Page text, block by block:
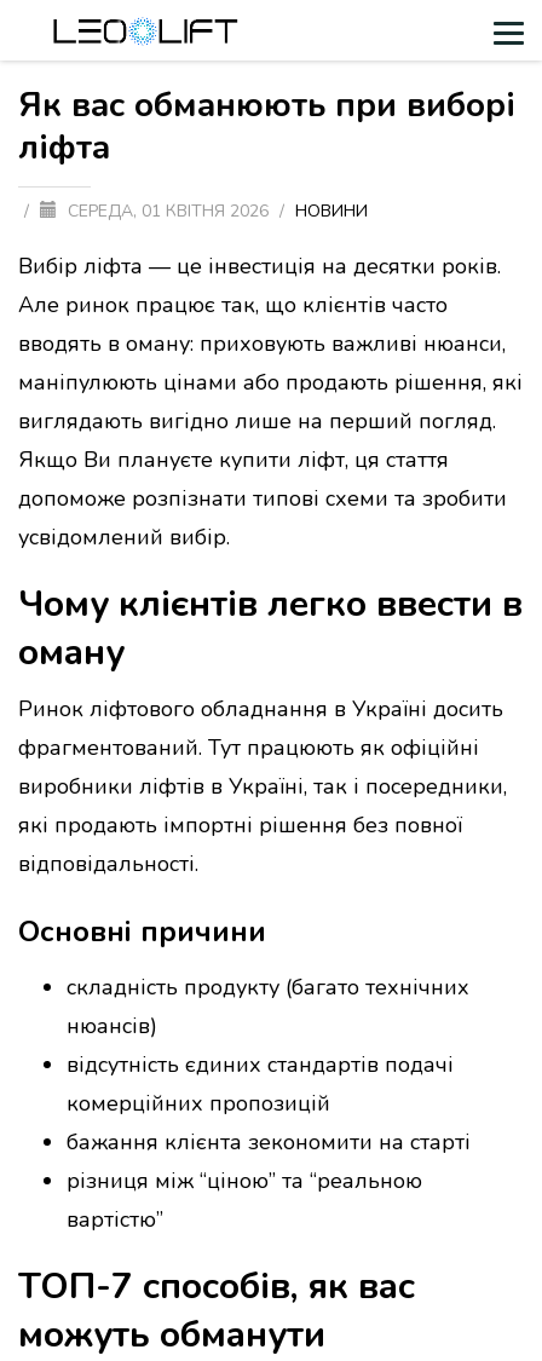
Як вас обманюють при виборі
ліфта
/ СЕРЕДА, 01 КВІТНЯ 2026 / НОВИНИ
Вибір ліфта — це інвестиція на десятки років.
Але ринок працює так, що клієнтів часто
вводять в оману: приховують важливі нюанси,
маніпулюють цінами або продають рішення, які
виглядають вигідно лише на перший погляд.
Якщо Ви плануєте купити ліфт, ця стаття
допоможе розпізнати типові схеми та зробити
усвідомлений вибір.
Чому клієнтів легко ввести в
оману
Ринок ліфтового обладнання в Україні досить
фрагментований. Тут працюють як офіційні
виробники ліфтів в Україні, так і посередники,
які продають імпортні рішення без повної
відповідальності.
Основні причини
складність продукту (багато технічних
нюансів)
відсутність єдиних стандартів подачі
комерційних пропозицій
бажання клієнта зекономити на старті
різниця між “ціною” та “реальною
вартістю”
ТОП-7 способів, як вас
можуть обманути